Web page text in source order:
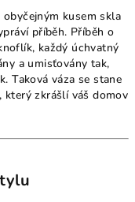
kusem skla
příběh. Příběh o
každý úchvatný
a umisťovány tak,
Taková váza se stane
který zkrášlí váš domov